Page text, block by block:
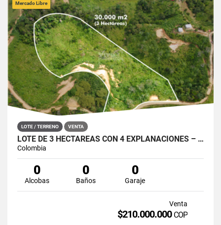
Mercado Libre
LOTE / TERRENO VENTA
LOTE DE 3 HECTÁREAS CON 4 EXPLANACIONES – SAN ROQUE, ANTIOQUIA
Colombia
0
Alcobas
0
Baños
0
Garaje
Venta
$210.000.000 COP